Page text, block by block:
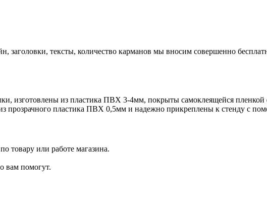
заголовки, тексты, количество карманов мы вносим совершенно
изготовлены из пластика ПВХ 3-4мм, покрыты самоклеящейся пленкой
прозрачного пластика ПВХ 0,5мм и надежно прикреплены к стенду с
товару или работе магазина.
вам помогут.